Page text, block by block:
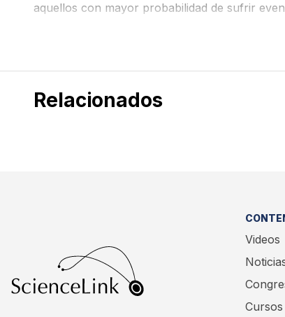
aquellos con mayor probabilidad de sufrir
en el tratamiento, garantizando la eficacia de
Relacionados
Videos
Cursos